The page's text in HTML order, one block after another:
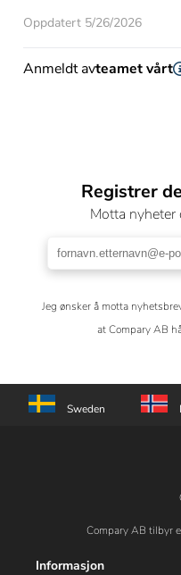
Oppdatert 5/26/2026
Anmeldt avteamet vårt
Registrer
Motta
Jeg ønsker å motta
at Compary AB
Sweden
Compary AB tilbyr
Informasjon